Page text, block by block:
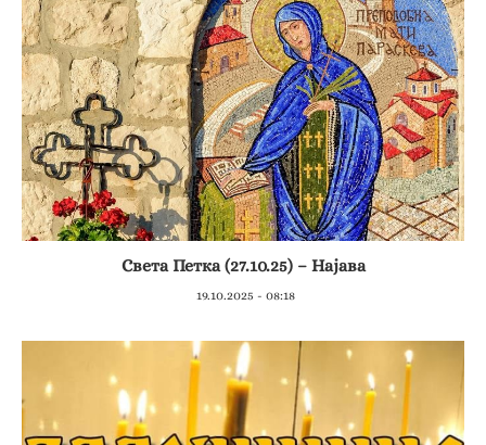
Света Петка (27.10.25) – Најава
19.10.2025 - 08:18